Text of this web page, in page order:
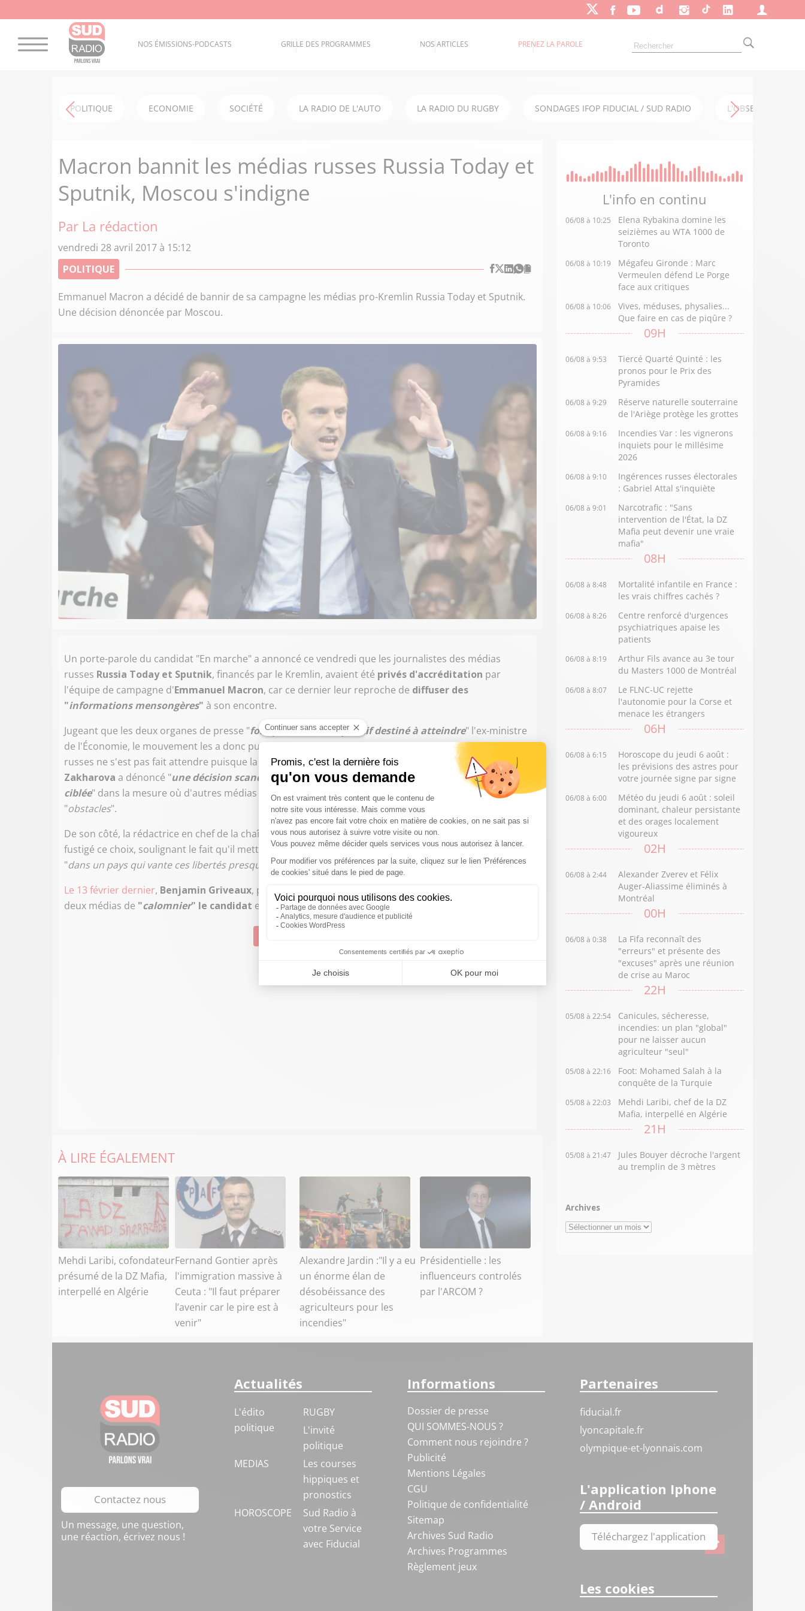
NOS ÉMISSIONS-PODCASTS GRILLE DES PROGRAMMES NOS ARTICLES PRENEZ LA PAROLE
POLITIQUE ECONOMIE SOCIÉTÉ LA RADIO DE L'AUTO LA RADIO DU RUGBY SONDAGES IFOP FIDUCIAL / SUD RADIO L'OBSERVATOIRE
Macron bannit les médias russes Russia Today et
Sputnik, Moscou s'indigne
Par La rédaction
vendredi 28 avril 2017 à 15:12
POLITIQUE
Emmanuel Macron a décidé de bannir de sa campagne les médias pro-Kremlin Russia Today et Sputnik.
Une décision dénoncée par Moscou.
Un porte-parole du candidat "En marche" a annoncé ce vendredi que les journalistes des médias
russes Russia Today et Sputnik, financés par le Kremlin, avaient été privés d'accréditation par
l'équipe de campagne d'Emmanuel Macron, car ce dernier leur reproche de diffuser des
"informations mensongères" à son encontre.
Jugeant que les deux organes de presse "font partie d'un dispositif destiné à atteindre" l'ex-ministre
de l'Économie, le mouvement les a donc purement et simplement bannis. La réaction des autorités
russes ne s'est pas fait attendre puisque la porte-parole du ministère des Affaires étrangères,Maria
Zakharova a dénoncé "une décision scandaleuse", ajoutant qu'il s'agissait d'une "
interdiction
ciblée" dans la mesure où d'autres médias étrangers avaient obtenu le précieux sésame sans
"obstacles".
De son côté, la rédactrice en chef de la chaîne d'information Russia Today,Margarita Simonian
fustigé ce choix, soulignant le fait qu'il mettait fin à la "liberté de parole" d'une " façon pas élégante",
"dans un pays qui vante ces libertés presque plus que son camembert et son brie".
Le 13 février dernier, Benjamin Griveaux, porte-parole d'Emmanuel Macron, avait déjà accusé ces
deux médias de "calomnier" le candidat et d'épargner certains de ses rivaux, comme
À LIRE ÉGALEMENT
Mehdi Laribi, cofondateur
présumé de la DZ Mafia,
interpellé en Algérie
Fernand Gontier après
l'immigration massive à
Ceuta : "Il faut préparer
l’avenir car le pire est à
venir"
Alexandre Jardin :"Il y a eu
un énorme élan de
désobéissance des
agriculteurs pour les
incendies"
Présidentielle : les
influenceurs controlés
par l'ARCOM ?
L'info en continu
06/08 à 10:25
Elena Rybakina domine les
seizièmes au WTA 1000 de
Toronto
06/08 à 10:19
Mégafeu Gironde : Marc
Vermeulen défend Le Porge
face aux critiques
06/08 à 10:06
Vives, méduses, physalies...
Que faire en cas de piqûre ?
09H
06/08 à 9:53
Tiercé Quarté Quinté : les
pronos pour le Prix des
Pyramides
06/08 à 9:29
Réserve naturelle souterraine
de l'Ariège protège les grottes
06/08 à 9:16
Incendies Var : les vignerons
inquiets pour le millésime
2026
06/08 à 9:10
Ingérences russes électorales
: Gabriel Attal s'inquiète
06/08 à 9:01
Narcotrafic : "Sans
intervention de l'État, la DZ
Mafia peut devenir une vraie
mafia"
08H
06/08 à 8:48
Mortalité infantile en France :
les vrais chiffres cachés ?
06/08 à 8:26
Centre renforcé d'urgences
psychiatriques apaise les
patients
06/08 à 8:19
Arthur Fils avance au 3e tour
du Masters 1000 de Montréal
06/08 à 8:07
Le FLNC-UC rejette
l'autonomie pour la Corse et
menace les étrangers
06H
06/08 à 6:15
Horoscope du jeudi 6 août :
les prévisions des astres pour
votre journée signe par signe
06/08 à 6:00
Météo du jeudi 6 août : soleil
dominant, chaleur persistante
et des orages localement
vigoureux
02H
06/08 à 2:44
Alexander Zverev et Félix
Auger-Aliassime éliminés à
Montréal
00H
06/08 à 0:38
La Fifa reconnaît des
"erreurs" et présente des
"excuses" après une réunion
de crise au Maroc
22H
05/08 à 22:54
Canicules, sécheresse,
incendies: un plan "global"
pour ne laisser aucun
agriculteur "seul"
05/08 à 22:16
Foot: Mohamed Salah à la
conquête de la Turquie
05/08 à 22:03
Mehdi Laribi, chef de la DZ
Mafia, interpellé en Algérie
21H
05/08 à 21:47
Jules Bouyer décroche l'argent
au tremplin de 3 mètres
Archives
Archives
Contactez nous
Un message, une question,
une réaction, écrivez nous !
Actualités
L'édito
politique
RUGBY
L'invité
politique
MEDIAS
Les courses
hippiques et
pronostics
HOROSCOPE
Sud Radio à
votre Service
avec Fiducial
Informations
Dossier de presse
QUI SOMMES-NOUS ?
Comment nous rejoindre ?
Publicité
Mentions Légales
CGU
Politique de confidentialité
Sitemap
Archives Sud Radio
Archives Programmes
Règlement jeux
Partenaires
fiducial.fr
lyoncapitale.fr
olympique-et-lyonnais.com
L'application Iphone
/ Android
Téléchargez l'application
Les cookies